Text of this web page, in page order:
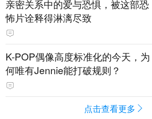
亲密关系中的爱与恐惧，被这部恐
怖片诠释得淋漓尽致
K-POP偶像高度标准化的今天，为
何唯有Jennie能打破规则？
点击查看更多